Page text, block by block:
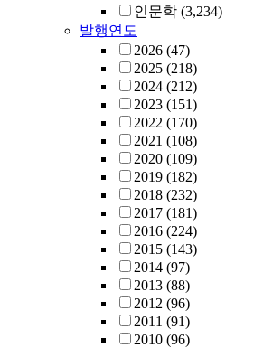
인문학 (3,234)
발행연도
2026 (47)
2025 (218)
2024 (212)
2023 (151)
2022 (170)
2021 (108)
2020 (109)
2019 (182)
2018 (232)
2017 (181)
2016 (224)
2015 (143)
2014 (97)
2013 (88)
2012 (96)
2011 (91)
2010 (96)